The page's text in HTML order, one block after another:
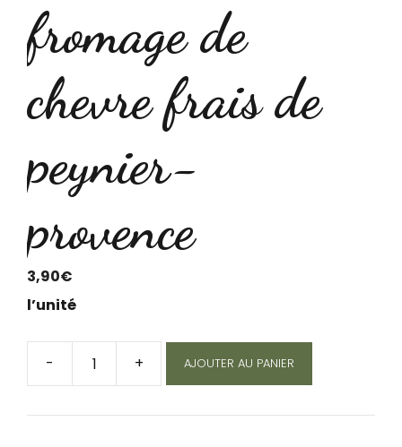
fromage de
chevre frais de
peynier-
provence
3,90€
l’unité
- + AJOUTER AU PANIER